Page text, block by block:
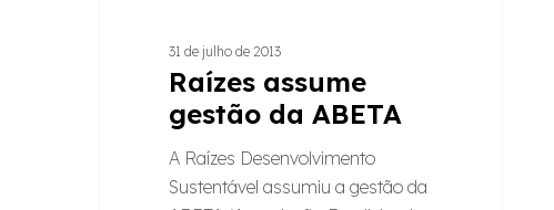
31 de julho de 2013
Raízes assume
gestão da ABETA
A Raízes Desenvolvimento
Sustentável assumiu a gestão da